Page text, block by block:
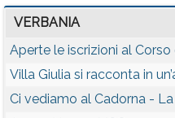
VERBANIA
Aperte le iscrizioni al
Villa Giulia si racconta in
Ci vediamo al Cadorna -